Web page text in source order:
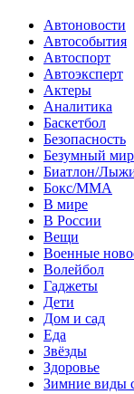
Автоновости
Автособытия
Автоспорт
Автоэксперт
Актеры
Аналитика
Баскетбол
Безопасность
Безумный мир
Биатлон/
Бокс/MMA
В мире
В России
Вещи
Военные
Волейбол
Гаджеты
Дети
Дом и сад
Еда
Звёзды
Здоровье
Зимние виды